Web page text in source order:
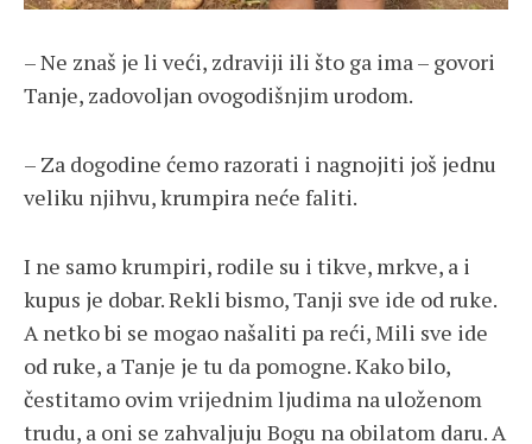
– Ne znaš je li veći, zdraviji ili što ga ima – govori
Tanje, zadovoljan ovogodišnjim urodom.
– Za dogodine ćemo razorati i nagnojiti još jednu
veliku njihvu, krumpira neće faliti.
I ne samo krumpiri, rodile su i tikve, mrkve, a i
kupus je dobar. Rekli bismo, Tanji sve ide od ruke.
A netko bi se mogao našaliti pa reći, Mili sve ide
od ruke, a Tanje je tu da pomogne. Kako bilo,
čestitamo ovim vrijednim ljudima na uloženom
trudu, a oni se zahvaljuju Bogu na obilatom daru. A